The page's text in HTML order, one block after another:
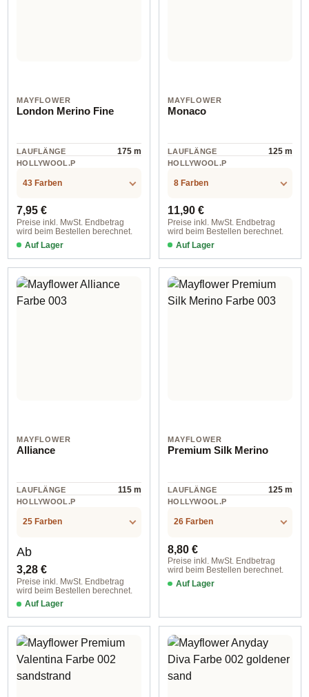
MAYFLOWER
London Merino Fine
LAUFLÄNGE 175 m
HOLLYWOOL.P
.LABEL.MATERI
43 Farben
Regulärer Preis:
7,95 €
Preise inkl. MwSt. Endbetrag
wird beim Bestellen berechnet.
Auf Lager
MAYFLOWER
Monaco
LAUFLÄNGE 125 m
HOLLYWOOL.P
.LABEL.MATERI
8 Farben
Regulärer Preis:
11,90 €
Preise inkl. MwSt. Endbetrag
wird beim Bestellen berechnet.
Auf Lager
MAYFLOWER
Alliance
LAUFLÄNGE 115 m
HOLLYWOOL.P
.LABEL.MATERI
25 Farben
Regulärer Preis:
Ab
3,28 €
Preise inkl. MwSt. Endbetrag
wird beim Bestellen berechnet.
Auf Lager
Farbe 003 heller sand
MAYFLOWER
Premium Silk Merino
LAUFLÄNGE 125 m
HOLLYWOOL.P
.LABEL.MATERI
26 Farben
Regulärer Preis:
8,80 €
Preise inkl. MwSt. Endbetrag
wird beim Bestellen berechnet.
Auf Lager